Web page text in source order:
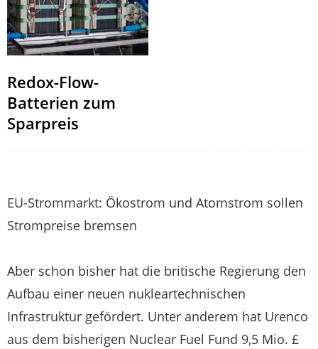
Redox-Flow-
Batterien zum
Sparpreis
EU-Strommarkt: Ökostrom und Atomstrom sollen
Strompreise bremsen
Aber schon bisher hat die britische Regierung den
Aufbau einer neuen nukleartechnischen
Infrastruktur gefördert. Unter anderem hat Urenco
aus dem bisherigen Nuclear Fuel Fund 9,5 Mio. £